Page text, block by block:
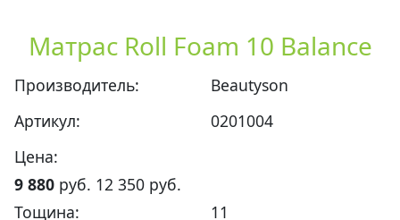
Матрас Roll Foam 10 Balance
Производитель:
Beautyson
Артикул:
0201004
Цена:
9 880 руб. 12 350 руб.
Тощина:
11